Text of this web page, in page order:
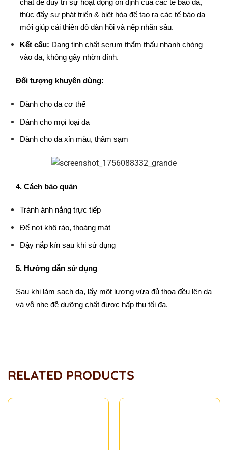
thúc đẩy sự phát triển & biệt hóa để tạo ra các tế bào da
mới giúp cải thiện độ đàn hồi và nếp nhăn sâu.
Kết cấu: Dạng tinh chất serum thẩm thấu nhanh chóng
vào da, không gây nhờn dính.
Đối tượng khuyên dùng:
Dành cho da cơ thể
Dành cho mọi loại da
Dành cho da xỉn màu, thâm sạm
4. Cách bảo quản
Tránh ánh nắng trực tiếp
Để nơi khô ráo, thoáng mát
Đậy nắp kín sau khi sử dụng
5. Hướng dẫn sử dụng
Sau khi làm sạch da, lấy một lượng vừa đủ thoa đều lên da
và vỗ nhẹ đễ dưỡng chất được hấp thụ tối đa.
RELATED PRODUCTS